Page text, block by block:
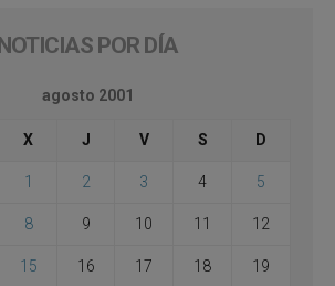
NOTICIAS POR DÍA
agosto 2001
X J V S D
1 2 3 4 5
8 9 10 11 12
15 16 17 18 19